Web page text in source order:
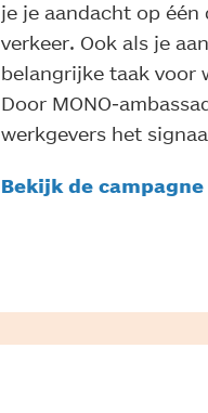
je je aandacht op
verkeer. Ook als je
belangrijke taak voor
Door MONO-
werkgevers het
Bekijk de campagne